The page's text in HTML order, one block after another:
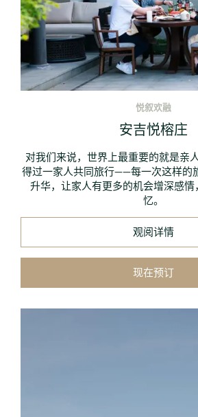
悦叙欢融
安吉悦榕庄
对我们来说，世界上最重要的就是亲
得过一家人共同旅行——每一次这样的
升华，让家人有更多的机会增深感
忆。
观阅详情
现在预订